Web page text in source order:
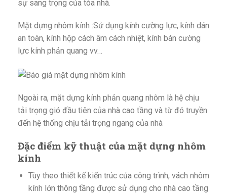
sự sang trọng của tòa nhà.
Mặt dựng nhôm kính :Sử dụng kính cường lực, kính dán
an toàn, kính hộp cách âm cách nhiệt, kính bán cường
lực kính phản quang vv…
Ngoài ra, mặt dựng kính phản quang nhôm là hệ chịu
tải trọng gió đầu tiên của nhà cao tầng và từ đó truyền
đến hệ thống chịu tải trọng ngang của nhà
Đặc điểm kỹ thuật của mặt dựng nhôm
kính
Tùy theo thiết kế kiến trúc của công trình, vách nhôm
kính lớn thông tầng được sử dụng cho nhà cao tầng